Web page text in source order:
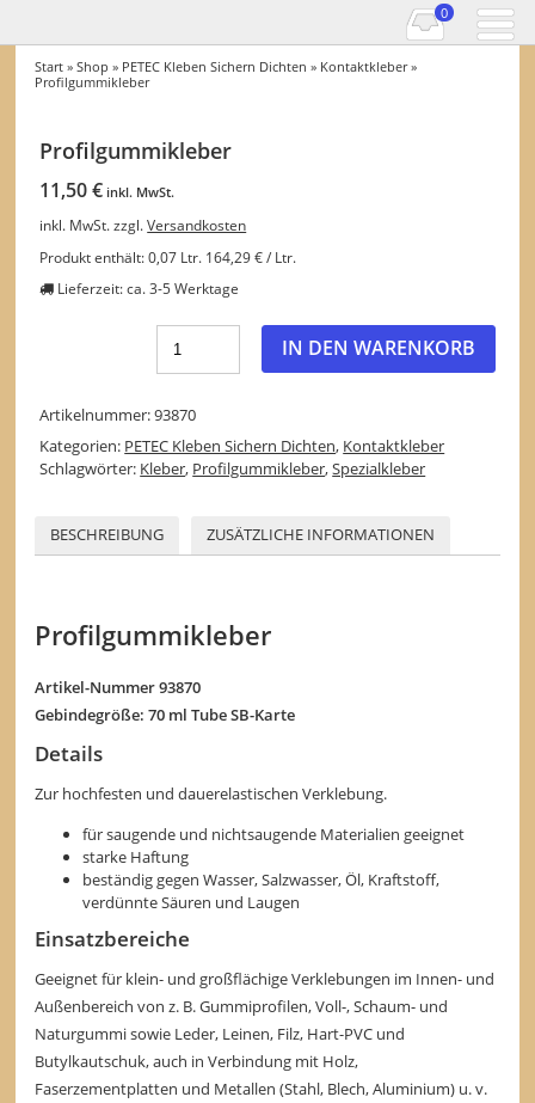
0
Start »Shop » PETEC Kleben Sichern Dichten » Kontaktkleber»
Profilgummikleber
Profilgummikleber
11,50€ inkl. MwSt.
inkl. MwSt. zzgl.Versandkosten
Produkt enthält: 0,07 Ltr. 164,29€/ Ltr.
Lieferzeit:ca. 3-5 Werktage
IN DEN WARENKORB
Artikelnummer:93870
Kategorien: PETEC Kleben Sichern Dichten, Kontaktkleber
Schlagwörter: Kleber, Profilgummikleber,Spezialkleber
BESCHREIBUNG ZUSÄTZLICHE INFORMATIONEN
Profilgummikleber
Artikel-Nummer 93870
Gebindegröße: 70 ml Tube SB-Karte
Details
Zur hochfesten und dauerelastischen Verklebung.
für saugende und nichtsaugende Materialien geeignet
starke Haftung
beständig gegen Wasser, Salzwasser, Öl, Kraftstoff,
verdünnte Säuren und Laugen
Einsatzbereiche
Geeignet für klein- und großflächige Verklebungen im Innen- und
Außenbereich von z. B. Gummiprofilen, Voll-, Schaum- und
Naturgummi sowie Leder, Leinen, Filz, Hart-PVC und
Butylkautschuk, auch in Verbindung mit Holz,
Faserzementplatten und Metallen (Stahl, Blech, Aluminium) u. v.